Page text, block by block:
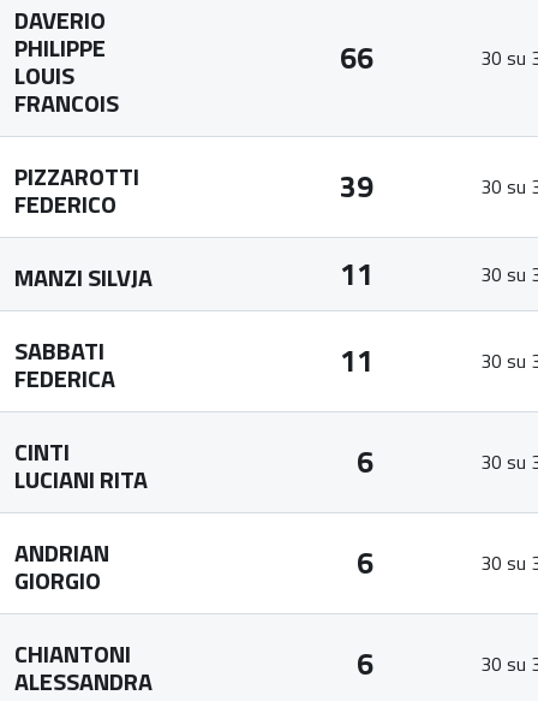
DAVERIO
PHILIPPE
LOUIS
FRANCOIS
66 30 su
PIZZAROTTI
FEDERICO 39 30 su
MANZI SILVJA 11 30 su
SABBATI
FEDERICA 11 30 su
CINTI
LUCIANI RITA 6 30 su
ANDRIAN
GIORGIO 6 30 su
CHIANTONI
ALESSANDRA 6 30 su